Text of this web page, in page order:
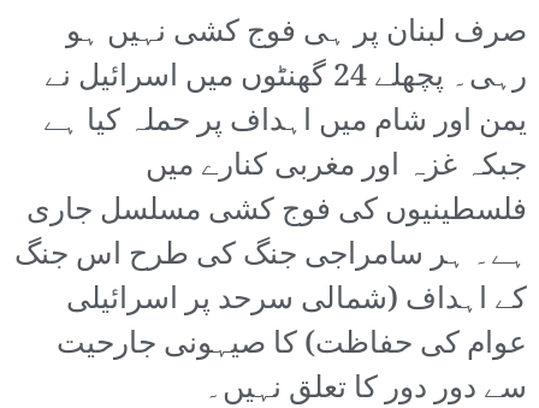
صرف لبنان پر ہی فوج کشی نہیں ہو
رہی۔ پچھلے 24 گھنٹوں میں اسرائیل نے
یمن اور شام میں اہداف پر حملہ کیا ہے
جبکہ غزہ اور مغربی کنارے میں
فلسطینیوں کی فوج کشی مسلسل جاری
ہے۔ ہر سامراجی جنگ کی طرح اس جنگ
کے اہداف (شمالی سرحد پر اسرائیلی
عوام کی حفاظت) کا صیہونی جارحیت
سے دور دور کا تعلق نہیں۔